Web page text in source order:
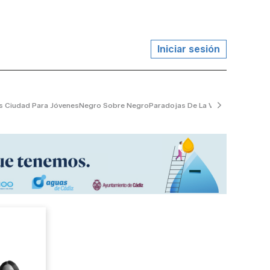
Iniciar sesión
Ciudad Para JóvenesNegro Sobre NegroParadojas De La Vida